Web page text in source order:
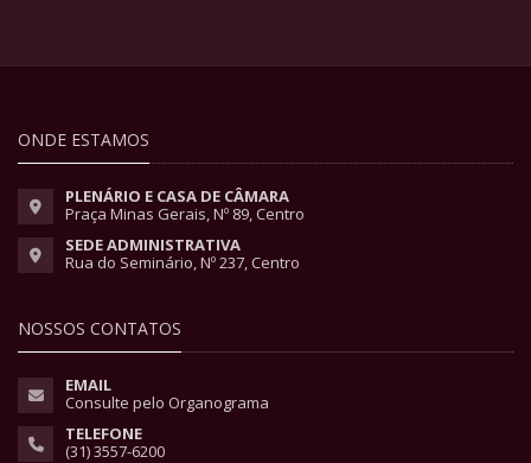
ONDE ESTAMOS
PLENÁRIO E CASA DE CÂMARA
Praça Minas Gerais, Nº 89, Centro
SEDE ADMINISTRATIVA
Rua do Seminário, Nº 237, Centro
NOSSOS CONTATOS
EMAIL
Consulte pelo Organograma
TELEFONE
(31) 3557-6200